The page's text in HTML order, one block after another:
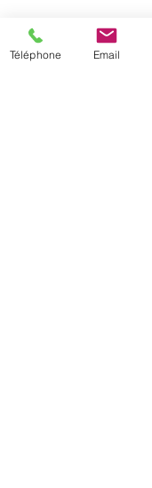
Téléphone Email